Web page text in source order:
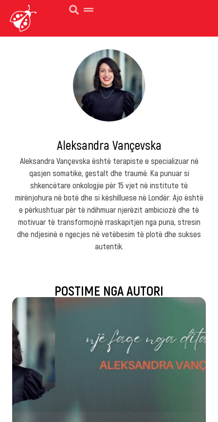
Aleksandra Vançevska
Aleksandra Vançevska është terapiste e specializuar në
qasjen somatike, gestalt dhe traumë. Ka punuar si
shkencëtare onkologjie për 15 vjet në institute të
mirënjohura në botë dhe si këshilluese në Londër. Ajo është
e përkushtuar për të ndihmuar njerëzit ambiciozë dhe të
motivuar të transformojnë rraskapitjen nga puna, stresin
dhe ndjesinë e ngecjes në vetëbesim të plotë dhe sukses
autentik.
POSTIME NGA AUTORI